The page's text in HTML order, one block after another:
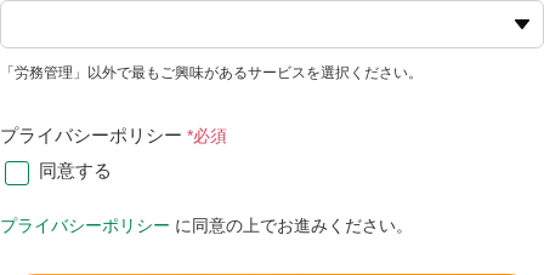
「労務管理」以外で最もご興味があるサービスを選択ください。
プライバシーポリシー
同意する
プライバシーポリシー に同意の上でお進みください。